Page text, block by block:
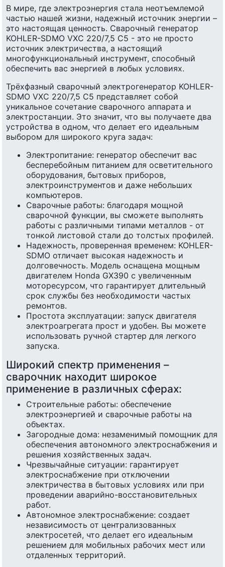
В мире, где электроэнергия стала неотъемлемой
частью нашей жизни, надежный источник энергии –
это настоящая ценность. Сварочный генератор
KOHLER-SDMO VXC 220/7,5 C5 - это не просто
источник электричества, а настоящий
многофункциональный инструмент, способный
обеспечить вас энергией в любых условиях.
Трёхфазный сварочный электрогенератор KOHLER-
SDMO VXC 220/7,5 C5 представляет собой
уникальное сочетание сварочного аппарата и
электростанции. Это значит, что вы получаете два
устройства в одном, что делает его идеальным
выбором для широкого круга задач:
Электропитание: генератор обеспечит вас
бесперебойным питанием для осветительного
оборудования, бытовых приборов,
электроинструментов и даже небольших
компьютеров.
Сварочные работы: благодаря мощной
сварочной функции, вы сможете выполнять
работы с различными типами металлов - от
тонкой листовой стали до толстых профилей.
Надежность, проверенная временем: KOHLER-
SDMO отличает высокая надежность и
долговечность. Модель оснащена мощным
двигателем Honda GX390 с увеличенным
моторесурсом, что гарантирует длительный
срок службы без необходимости частых
ремонтов.
Простота эксплуатации: запуск двигателя
электроагрегата прост и удобен. Вы можете
использовать ручной стартер для легкого
запуска.
Широкий спектр применения –
сварочник находит широкое
применение в различных сферах:
Строительные работы: обеспечение
электроэнергией и сварочные работы на
объектах.
Загородные дома: незаменимый помощник для
обеспечения автономного электроснабжения и
решения хозяйственных задач.
Чрезвычайные ситуации: гарантирует
электроснабжение при отключении
электричества в бытовых условиях или при
проведении аварийно-восстановительных
работ.
Автономное электроснабжение: создает
независимость от централизованных
электросетей, что делает его идеальным
решением для мобильных рабочих мест или
отдаленных территорий.